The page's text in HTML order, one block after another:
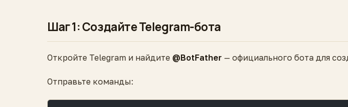
Шаг 1: Создайте Telegram-бота
Откройте Telegram и найдите @BotFather — официального бота для
Отправьте команды: